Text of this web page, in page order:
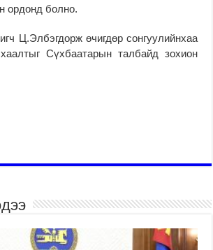
ордонд болно.
Ц.Элбэгдорж өчигдөр сонгуулийнхаа
Сүхбаатарын талбайд зохион